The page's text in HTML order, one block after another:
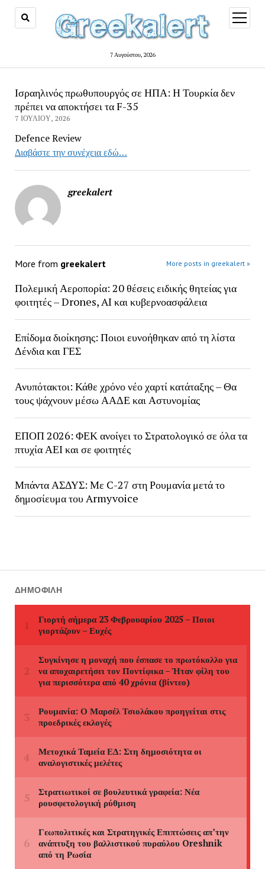
7 Αυγούστου, 2026
open
menu
Ισραηλινός πρωθυπουργός σε ΗΠΑ: Η Τουρκία δεν
πρέπει να αποκτήσει τα F-35
7 ΙΟΥΛΊΟΥ, 2026
Defence Review
Διαβάστε την συνέχεια εδώ…
greekalert
More from greekalert More posts in greekalert »
Πολεμική Αεροπορία: 20 θέσεις ειδικής θητείας για
φοιτητές – Drones, AI και κυβερνοασφάλεια
Επίδομα διοίκησης: Ποιοι ευνοήθηκαν από τη λίστα
Δένδια και ΓΕΣ
Ανυπότακτοι: Κάθε χρόνο νέο χαρτί κατάταξης – Θα
τους ψάχνουν μέσω ΑΑΔΕ και Αστυνομίας
ΕΠΟΠ 2026: ΦΕΚ ανοίγει το Στρατολογικό σε όλα τα
πτυχία ΑΕΙ και σε φοιτητές
Μπάντα ΑΣΔΥΣ: Με C-27 στη Ρουμανία μετά το
δημοσίευμα του Armyvoice
ΔΗΜΟΦΙΛΉ